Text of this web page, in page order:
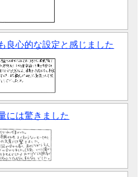
良心的な設定と感じました
には驚きました